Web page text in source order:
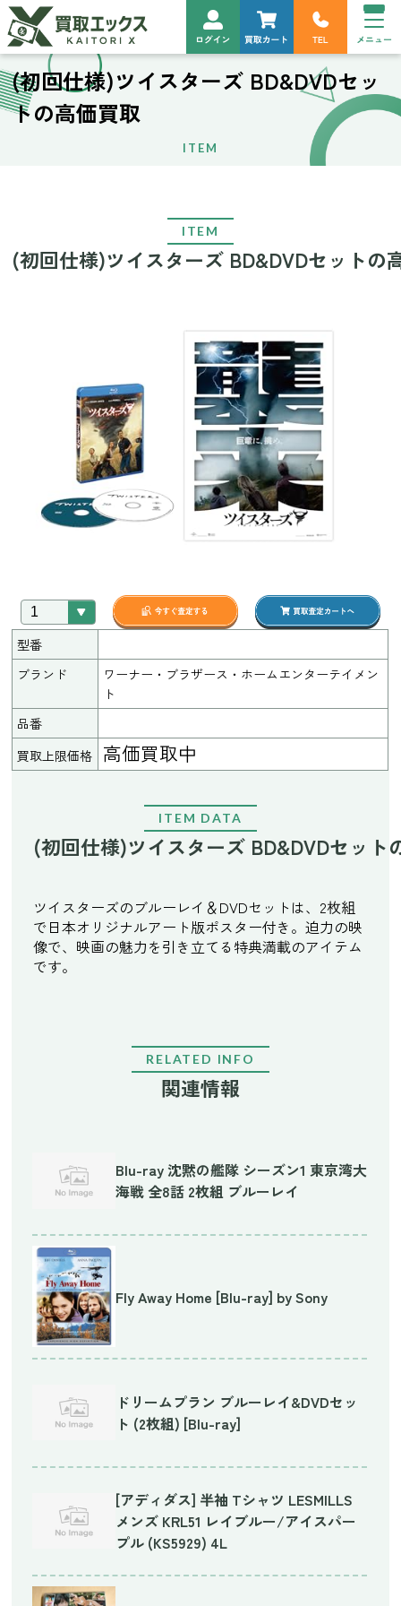
(初回仕様)ツイスターズ BD&DVDセッ
トの高価買取
ITEM
ITEM
(初回仕様)ツイスターズ BD&DVDセットの
型番
ブランド
ワーナー・ブラザース・ホームエンターテイメン
ト
品番
買取上限価格
高価買取中
ITEM DATA
(初回仕様)ツイスターズ BD&DVDセット
ツイスターズのブルーレイ＆DVDセットは、2枚組
で日本オリジナルアート版ポスター付き。迫力の映
像で、映画の魅力を引き立てる特典満載のアイテム
です。
RELATED INFO
関連情報
Blu-ray 沈黙の艦隊 シーズン1 東京湾大
海戦 全8話 2枚組 ブルーレイ
Fly Away Home [Blu-ray] by Sony
ドリームプラン ブルーレイ&DVDセッ
ト (2枚組) [Blu-ray]
[アディダス] 半袖 Tシャツ LESMILLS
メンズ KRL51 レイブルー/アイスパー
プル (KS5929) 4L